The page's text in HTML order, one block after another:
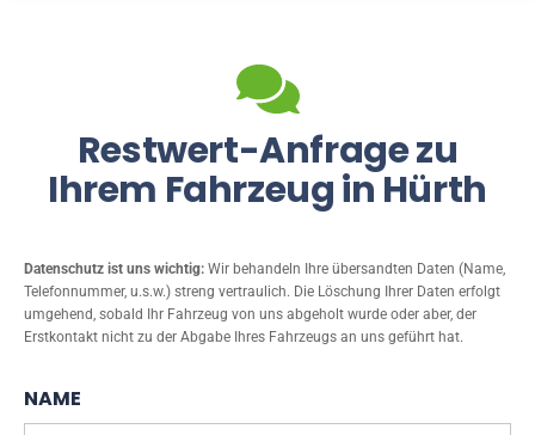
Restwert-Anfrage zu
Ihrem Fahrzeug in Hürth
Datenschutz ist uns wichtig: Wir behandeln Ihre übersandten Daten (Name,
Telefonnummer, u.s.w.) streng vertraulich. Die Löschung Ihrer Daten erfolgt
umgehend, sobald Ihr Fahrzeug von uns abgeholt wurde oder aber, der
Erstkontakt nicht zu der Abgabe Ihres Fahrzeugs an uns geführt hat.
NAME